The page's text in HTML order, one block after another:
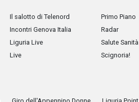
Il salotto di Telenord
Incontri Genova Italia
Liguria Live
Live
Primo Piano
Radar
Salute Sanità
Scignoria!